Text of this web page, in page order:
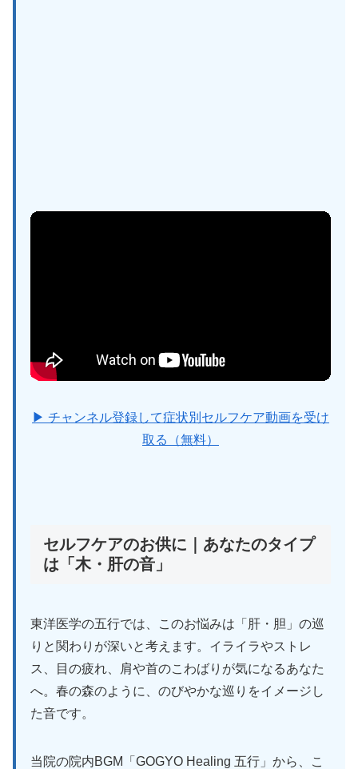
▶ チャンネル登録して症状別セルフケア動画を受け
取る（無料）
セルフケアのお供に｜あなたのタイプ
は「木・肝の音」
東洋医学の五行では、このお悩みは「肝・胆」の巡
りと関わりが深いと考えます。イライラやストレ
ス、目の疲れ、肩や首のこわばりが気になるあなた
へ。春の森のように、のびやかな巡りをイメージし
た音です。
当院の院内BGM「GOGYO Healing 五行」から、こ